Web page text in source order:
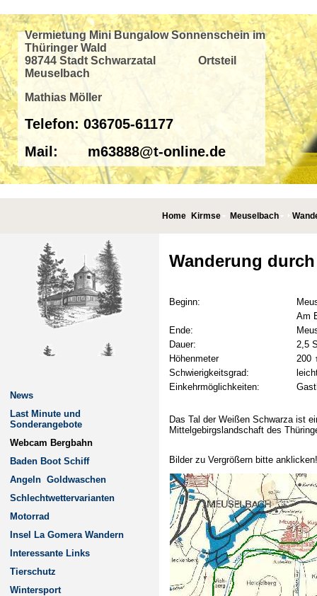
Vermietung Mini Bungalow Sonnenschein im
Thüringer Wald
98744 Stadt Schwarzatal Ortsteil
Meuselbach
Mathias Möller
Telefon: 036705-61177
Mail: m63888@t-online.de
Home Kirmse Meuselbach
News
Last Minute und
Sonderangebote
Webcam Bergbahn
Baden Boot Schiff
Angeln Goldwaschen
Schlechtwettervarianten
Motorrad
Insel La Gomera Wandern
Interessante Links
Tierschutz
Wintersport
Wanderung
Beginn:
Am
Ende:
Dauer:
2,5
Höhenmeter
200
Schwierigkeitsgrad:
Einkehrmöglichkeiten:
Das Tal der Weißen Schwarza ist
Mittelgebirgslandschaft des
Bilder zu Vergrößern bitte anklicken!